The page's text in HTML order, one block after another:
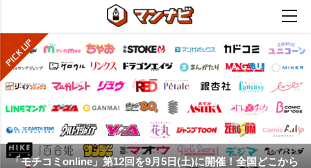
「モチコミonline」第12回を9月5日(土)に開催！全国どこから